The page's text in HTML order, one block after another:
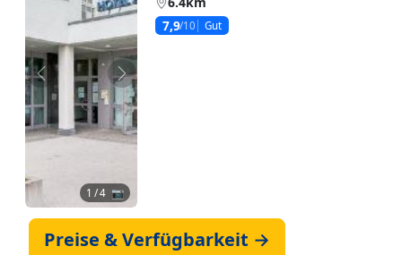
Zurück Weiter
1 / 4 📷
7,9/10 Gut
Preise & Verfügbarkeit →